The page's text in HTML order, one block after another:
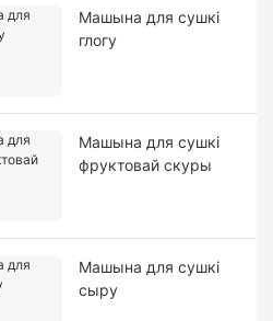
Машына для сушкі
глогу
Машына для сушкі
фруктовай скуры
Машына для сушкі
сыру